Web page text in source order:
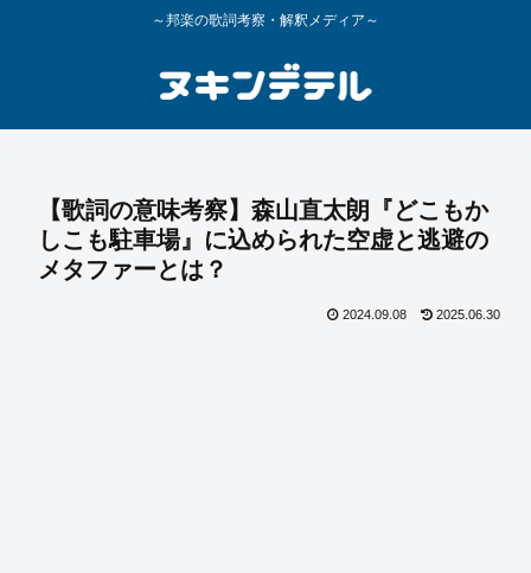
～邦楽の歌詞考察・解釈メディア～
【歌詞の意味考察】森山直太朗『どこもか
しこも駐車場』に込められた空虚と逃避の
メタファーとは？
2024.09.08 2025.06.30